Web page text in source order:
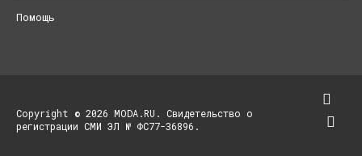
Помощь
Copyright © 2026 MODA.RU. Свидетельство о
регистрации СМИ ЭЛ № ФС77-36896.